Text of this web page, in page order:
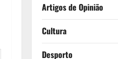
Artigos de Opinião
Cultura
Desporto